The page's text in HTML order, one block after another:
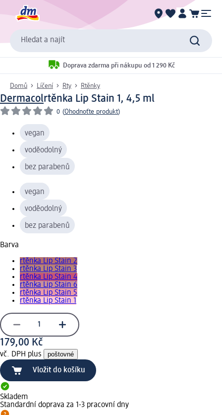
Hledat a najít
Doprava zdarma při nákupu od 1 290 Kč
Domů Líčení Rty Rtěnky
Dermacolrtěnka Lip Stain 1, 4,5 ml
0 (Ohodnoťte produkt)
vegan
voděodolný
bez parabenů
vegan
voděodolný
bez parabenů
Barva
rtěnka Lip Stain 2
rtěnka Lip Stain 3
rtěnka Lip Stain 4
rtěnka Lip Stain 6
rtěnka Lip Stain 5
rtěnka Lip Stain 1
179,00 Kč
vč. DPH plus poštovné
Vložit do košíku
Skladem
Standardní doprava za 1-3 pracovní dny